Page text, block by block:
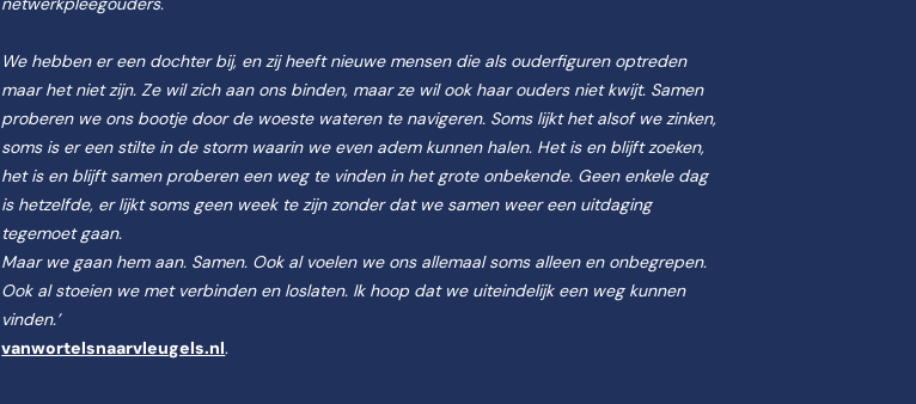
We hebben er een dochter bij, en zij heeft nieuwe mensen die als ouderfiguren optreden
maar het niet zijn. Ze wil zich aan ons binden, maar ze wil ook haar ouders niet kwijt. Samen
proberen we ons bootje door de woeste wateren te navigeren. Soms lijkt het alsof we zinken,
soms is er een stilte in de storm waarin we even adem kunnen halen. Het is en blijft zoeken,
het is en blijft samen proberen een weg te vinden in het grote onbekende. Geen enkele dag
is hetzelfde, er lijkt soms geen week te zijn zonder dat we samen weer een uitdaging
tegemoet gaan.
Maar we gaan hem aan. Samen. Ook al voelen we ons allemaal soms alleen en onbegrepen.
Ook al stoeien we met verbinden en loslaten. Ik hoop dat we uiteindelijk een weg kunnen
vinden.’
vanwortelsnaarvleugels.nl.